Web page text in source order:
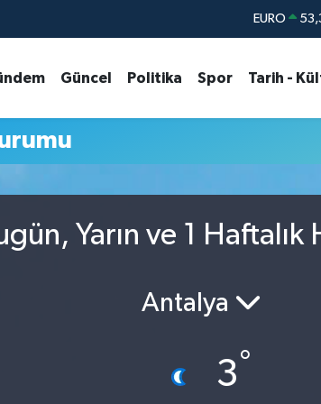
EURO
G.ALTIN
BİST100
Güncel Politika Spor Tarih -
Yarın ve 1 Haftalık
Antalya
3°